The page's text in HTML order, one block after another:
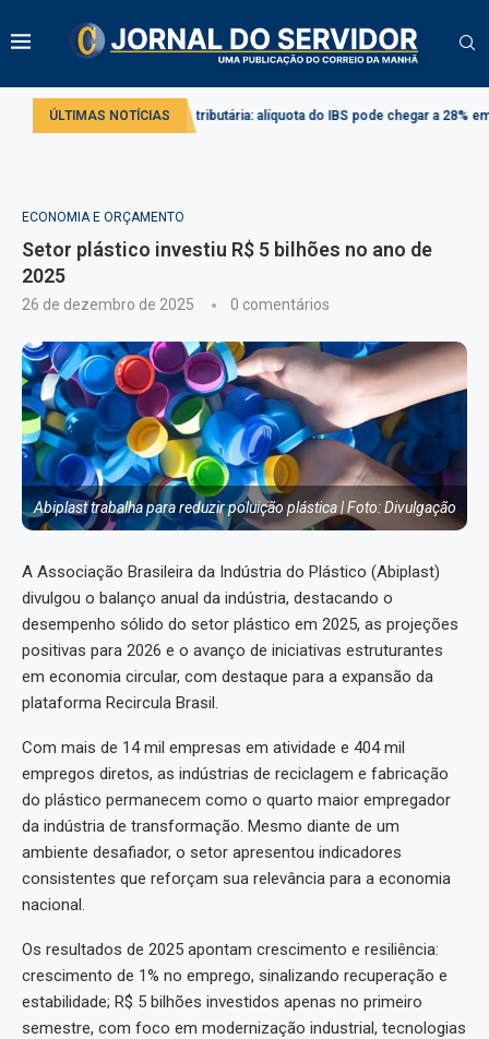
ÚLTIMAS NOTÍCIAS
Reforma tributária: alíquota do IBS pode chegar a 28% em 2033
ECONOMIA E ORÇAMENTO
Setor plástico investiu R$ 5 bilhões no ano de
2025
26 de dezembro de 2025 0 comentários
Abiplast trabalha para reduzir poluição plástica | Foto: Divulgação
A Associação Brasileira da Indústria do Plástico (Abiplast)
divulgou o balanço anual da indústria, destacando o
desempenho sólido do setor plástico em 2025, as projeções
positivas para 2026 e o avanço de iniciativas estruturantes
em economia circular, com destaque para a expansão da
plataforma Recircula Brasil.
Com mais de 14 mil empresas em atividade e 404 mil
empregos diretos, as indústrias de reciclagem e fabricação
do plástico permanecem como o quarto maior empregador
da indústria de transformação. Mesmo diante de um
ambiente desafiador, o setor apresentou indicadores
consistentes que reforçam sua relevância para a economia
nacional.
Os resultados de 2025 apontam crescimento e resiliência:
crescimento de 1% no emprego, sinalizando recuperação e
estabilidade; R$ 5 bilhões investidos apenas no primeiro
semestre, com foco em modernização industrial, tecnologias